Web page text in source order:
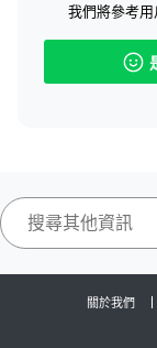
我們將參考
關於我們